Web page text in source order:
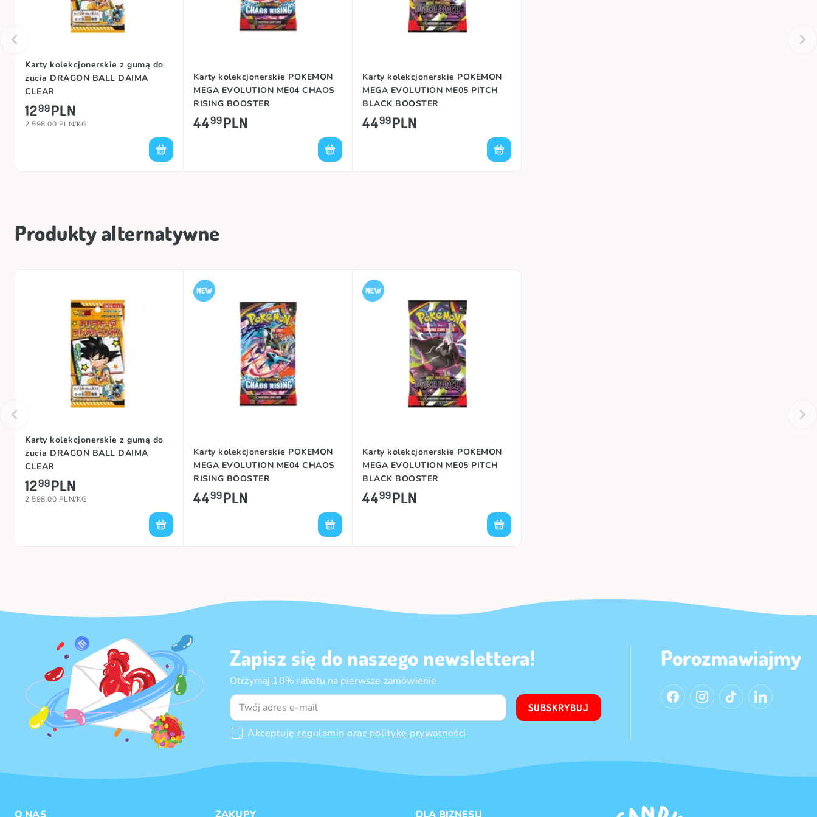
Karty kolekcjonerskie z gumą do
żucia DRAGON BALL DAIMA
CLEAR
1299PLN
2 598.00 PLN/KG
Karty kolekcjonerskie POKEMON
MEGA EVOLUTION ME04 CHAOS
RISING BOOSTER
4499PLN
Karty kolekcjonerskie POKEMON
MEGA EVOLUTION ME05 PITCH
BLACK BOOSTER
4499PLN
Produkty alternatywne
Karty kolekcjonerskie z gumą do
żucia DRAGON BALL DAIMA
CLEAR
1299PLN
2 598.00 PLN/KG
Karty kolekcjonerskie POKEMON
MEGA EVOLUTION ME04 CHAOS
RISING BOOSTER
4499PLN
Karty kolekcjonerskie POKEMON
MEGA EVOLUTION ME05 PITCH
BLACK BOOSTER
4499PLN
Zapisz się do naszego newslettera!
Otrzymaj 10% rabatu na pierwsze zamówienie
Akceptuję regulamin oraz politykę prywatności
SUBSKRYBUJ
Porozmawiajmy